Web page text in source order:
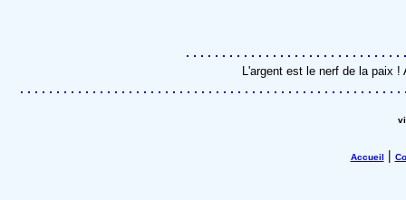
L'argent est le nerf de la paix
Accueil |